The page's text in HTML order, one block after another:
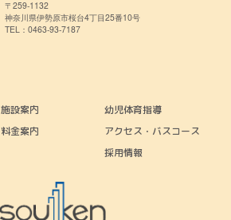
〒259-1132
神奈川県伊勢原市桜台4丁目25番10号
TEL：0463-93-7187
施設案内
料金案内
幼児体育指導
アクセス・バスコース
採用情報